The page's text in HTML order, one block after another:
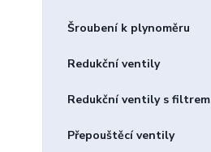
Šroubení k plynoměru
Redukční ventily
Redukční ventily s filtrem
Přepouštěcí ventily